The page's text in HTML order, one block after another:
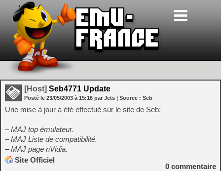
[Host] Seb4771 Update
Posté le 23/05/2003 à 15:16 par Jets | Source : Seb
Une mise à jour à été effectué sur le site de Seb:
– MAJ top émulateur.
– MAJ Liste de compatibilité.
– MAJ page nVidia.
Site Officiel
0 commentaire